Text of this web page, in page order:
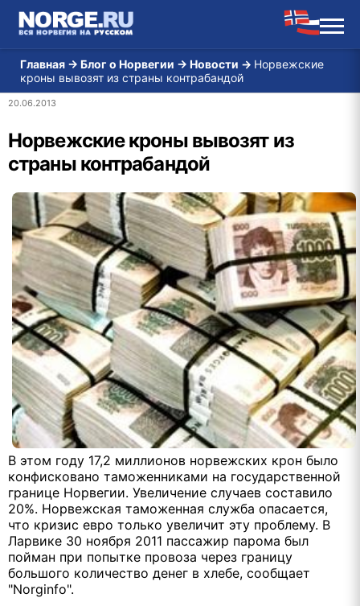
Главная → Блог о Норвегии → Новости → Норвежские
кроны вывозят из страны контрабандой
20.06.2013
Норвежские кроны вывозят из
страны контрабандой
В этом году 17,2 миллионов норвежских крон было
конфисковано таможенниками на государственной
границе Норвегии. Увеличение случаев составило
20%. Норвежская таможенная служба опасается,
что кризис евро только увеличит эту проблему. В
Ларвике 30 ноября 2011 пассажир парома был
пойман при попытке провоза через границу
большого количество денег в хлебе, сообщает
"Norginfo".